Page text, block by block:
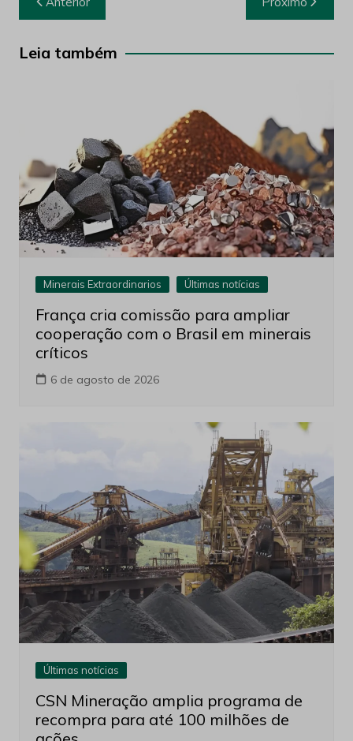
de
Post
Leia também
Minerais Extraordinarios Últimas notícias
França cria comissão para ampliar
cooperação com o Brasil em minerais
críticos
6 de agosto de 2026
Últimas notícias
CSN Mineração amplia programa de
recompra para até 100 milhões de